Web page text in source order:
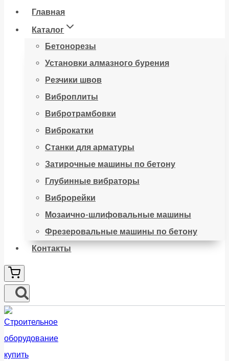
Главная
Каталог
Бетонорезы
Установки алмазного бурения
Резчики швов
Виброплиты
Вибротрамбовки
Виброкатки
Станки для арматуры
Затирочные машины по бетону
Глубинные вибраторы
Виброрейки
Мозаично-шлифовальные машины
Фрезеровальные машины по бетону
Контакты